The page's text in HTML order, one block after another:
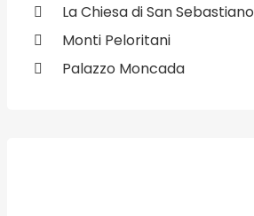
La Chiesa di San Sebastiano
Monti Peloritani
Palazzo Moncada